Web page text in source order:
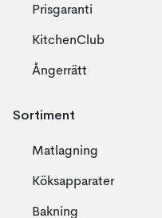
Prisgaranti
KitchenClub
Ångerrätt
Sortiment
Matlagning
Köksapparater
Bakning